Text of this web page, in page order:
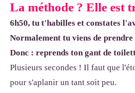
La méthode ? Elle est
6h50, tu t'habilles et constates
Normalement tu viens de prendre
Donc : reprends ton gant de
Plusieurs secondes ! Il faut que
pour s'aplanir un tant soit peu.